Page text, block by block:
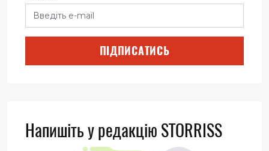
ПІДПИСАТИСЬ
Напишіть у редакцію STORRISS